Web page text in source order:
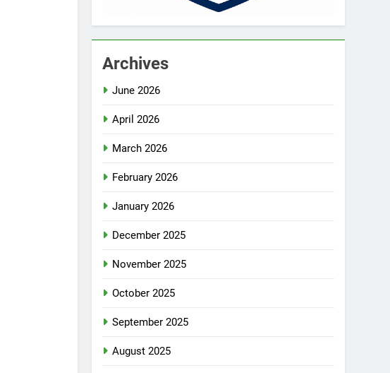
Archives
June 2026
April 2026
March 2026
February 2026
January 2026
December 2025
November 2025
October 2025
September 2025
August 2025